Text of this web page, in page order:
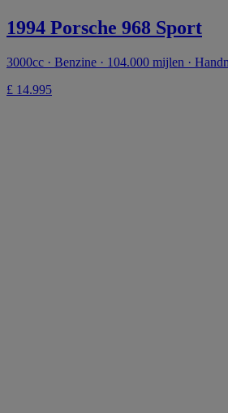
1994 Porsche 968 Sport
3000cc · Benzine · 104.000 mijlen ·
£ 14.995